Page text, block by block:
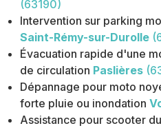
(63190)
Intervention sur parking
Saint-Rémy-sur-Durolle
Évacuation rapide d'une
de circulation Paslières
Dépannage pour moto
forte pluie ou inondation
Assistance pour scooter